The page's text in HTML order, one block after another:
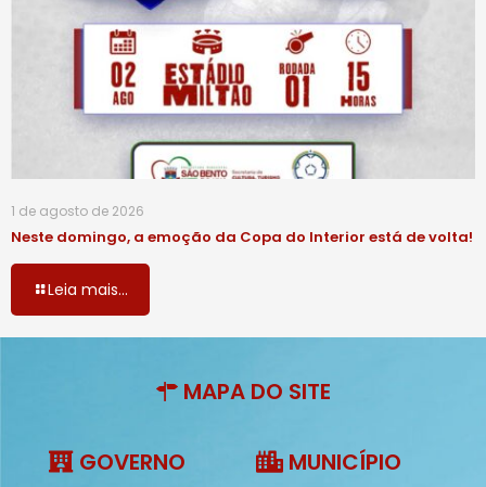
1 de agosto de 2026
Neste domingo, a emoção da Copa do Interior está de volta!
Leia mais...
MAPA DO SITE
GOVERNO MUNICÍPIO